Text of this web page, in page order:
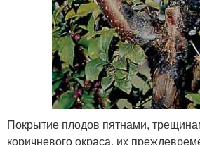
Покрытие плодов пятнами,
коричневого окраса, их